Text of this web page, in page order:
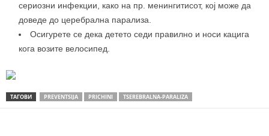
сериозни инфекции, како на пр. менингитисот, кој може да
доведе до церебрална парализа.
Осигурете се дека детето седи правилно и носи кацига
кога возите велосипед.
ТАГОВИ PREVENTSIJA PRICHINI TSEREBRALNA-PARALIZA